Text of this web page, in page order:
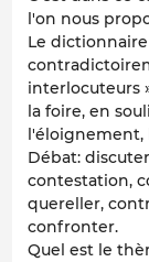
l'on nous
Le
interlocuteurs
la foire, en
l'éloignement,
Débat:
contestation,
quereller,
confronter.
Quel est le